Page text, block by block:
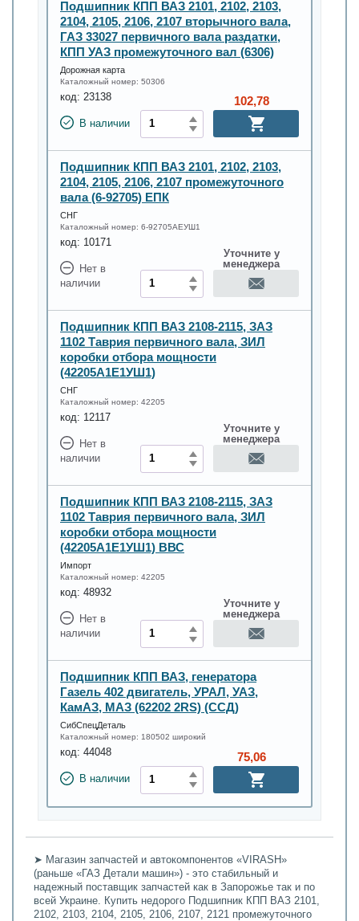
Подшипник КПП ВАЗ 2101, 2102, 2103,
2104, 2105, 2106, 2107 вторычного вала,
ГАЗ 33027 первичного вала раздатки,
КПП УАЗ промежуточного вал (6306)
Дорожная карта
Каталожный номер: 50306
код: 23138
В наличии
102,78
Подшипник КПП ВАЗ 2101, 2102, 2103,
2104, 2105, 2106, 2107 промежуточного
вала (6-92705) ЕПК
СНГ
Каталожный номер: 6-92705АЕУШ1
код: 10171
Нет в
наличии
Уточните у
менеджера
Подшипник КПП ВАЗ 2108-2115, ЗАЗ
1102 Таврия первичного вала, ЗИЛ
коробки отбора мощности
(42205А1Е1УШ1)
СНГ
Каталожный номер: 42205
код: 12117
Нет в
наличии
Уточните у
менеджера
Подшипник КПП ВАЗ 2108-2115, ЗАЗ
1102 Таврия первичного вала, ЗИЛ
коробки отбора мощности
(42205А1Е1УШ1) ВВС
Импорт
Каталожный номер: 42205
код: 48932
Нет в
наличии
Уточните у
менеджера
Подшипник КПП ВАЗ, генератора
Газель 402 двигатель, УРАЛ, УАЗ,
КамАЗ, МАЗ (62202 2RS) (ССД)
СибСпецДеталь
Каталожный номер: 180502 широкий
код: 44048
В наличии
75,06
➤ Магазин запчастей и автокомпонентов «VIRASH»
(раньше «ГАЗ Детали машин») - это стабильный и
надежный поставщик запчастей как в Запорожье так и по
всей Украине. Купить недорого Подшипник КПП ВАЗ 2101,
2102, 2103, 2104, 2105, 2106, 2107, 2121 промежуточного